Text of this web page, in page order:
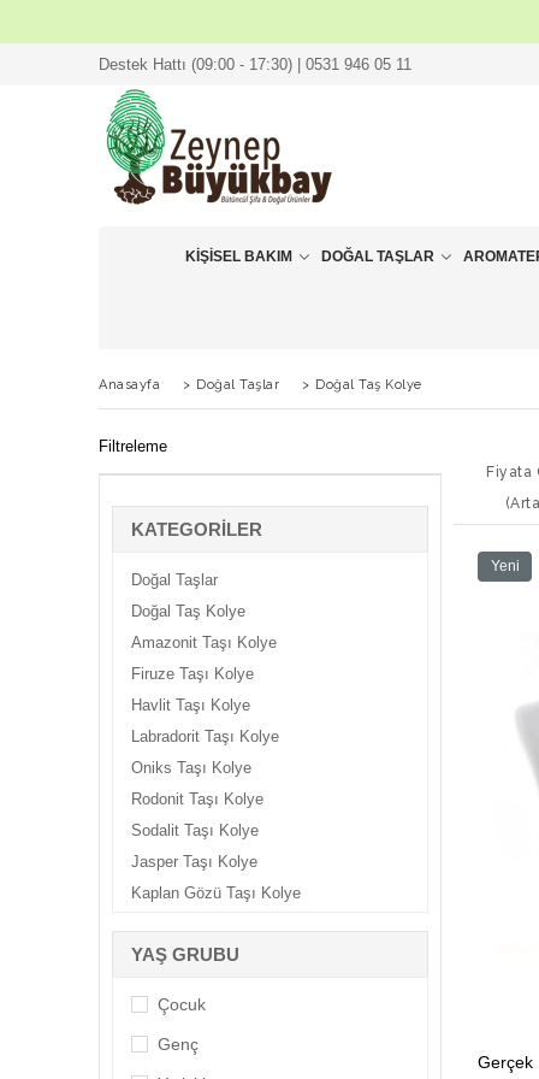
Destek Hattı (09:00 - 17:30) | 0531 946 05 11
KIŞISEL BAKIM DOĞAL TAŞLAR
Anasayfa > Doğal Taşlar > Doğal Taş Kolye
Filtreleme
KATEGORILER
Doğal Taşlar
Doğal Taş Kolye
Amazonit Taşı Kolye
Firuze Taşı Kolye
Havlit Taşı Kolye
Labradorit Taşı Kolye
Oniks Taşı Kolye
Rodonit Taşı Kolye
Sodalit Taşı Kolye
Jasper Taşı Kolye
Kaplan Gözü Taşı Kolye
Mercan Taşı Kolye
Unakit Taşı Kolye
Yıldız Taşı Kolye
YAŞ GRUBU
Çocuk
Genç
Fiyata
Gerçek
Yeni